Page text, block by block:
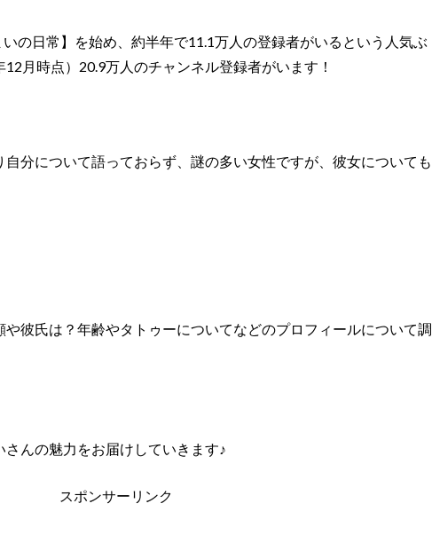
の日常】を始め、約半年で11.1万人の登録者がいるという人気ぶ
月時点）20.9万人のチャンネル登録者がいます！
自分について語っておらず、謎の多い女性ですが、彼女についても
彼氏は？年齢やタトゥーについてなどのプロフィールについて調
んの魅力をお届けしていきます♪
スポンサーリンク